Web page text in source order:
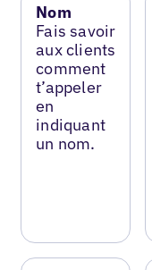
Nom
Fais savoir
aux clients
comment
t’appeler
en
indiquant
un nom.